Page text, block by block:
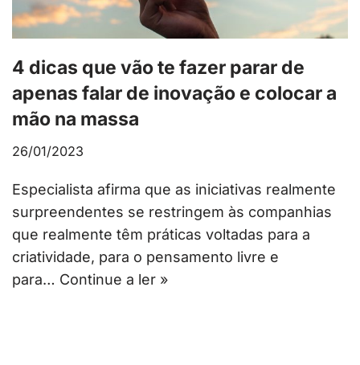
4 dicas que vão te fazer parar de
apenas falar de inovação e colocar a
mão na massa
26/01/2023
Especialista afirma que as iniciativas realmente
surpreendentes se restringem às companhias
que realmente têm práticas voltadas para a
criatividade, para o pensamento livre e
para… Continue a ler »